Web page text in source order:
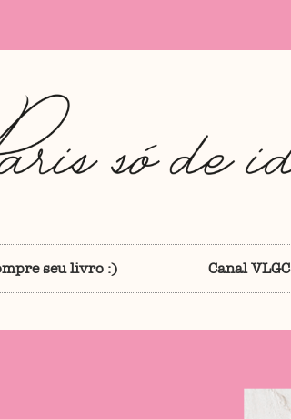
seu livro :) Canal VLGC